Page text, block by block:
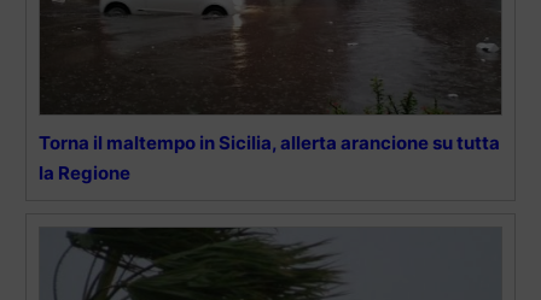
Torna il maltempo in Sicilia, allerta arancione su tutta
la Regione